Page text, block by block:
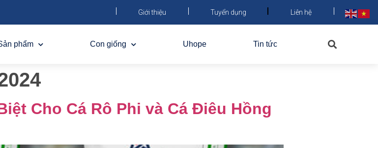
Giới thiệu Tuyển dụng Liên hệ
phẩm Con giống Uhope Tin tức
Cho Cá Rô Phi và Cá Điêu Hồng